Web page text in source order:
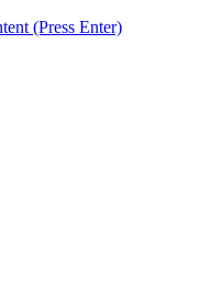
(Press Enter)